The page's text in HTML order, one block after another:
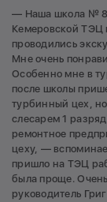
— Наша школа №
Кемеровской ТЭЦ
проводились
Мне очень
Особенно мне в
после школы
турбинный цех,
слесарем 1
ремонтное
цеху, —
пришло на ТЭЦ
была проще.
руководитель